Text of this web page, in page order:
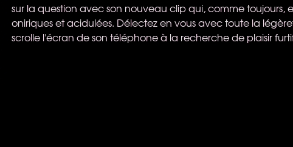
sur la question avec son nouveau clip qui, comme toujours,
oniriques et acidulées. Délectez en vous avec toute la
scrolle l'écran de son téléphone à la recherche de plaisir